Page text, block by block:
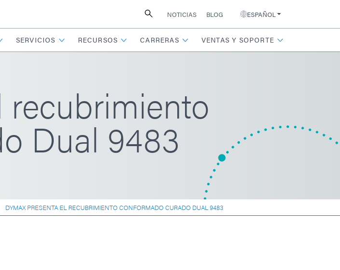
NOTICIAS BLOG ESPAÑOL
SERVICIOS RECURSOS CARRERAS VENTAS Y SOPORTE
Dual 9483
DYMAX PRESENTA EL RECUBRIMIENTO CONFORMADO CURADO DUAL 9483